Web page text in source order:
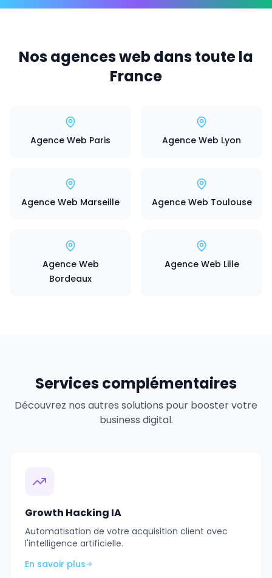
Nos agences web dans toute la
France
Agence Web Paris Agence Web Lyon
Agence Web Marseille Agence Web Toulouse
Agence Web
Bordeaux
Agence Web Lille
Services complémentaires
Découvrez nos autres solutions pour booster votre
business digital.
Growth Hacking IA
Automatisation de votre acquisition client avec
l'intelligence artificielle.
En savoir plus